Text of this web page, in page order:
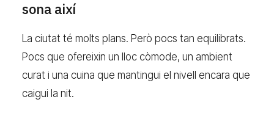
sona així
La ciutat té molts plans. Però pocs tan equilibrats.
Pocs que ofereixin un lloc còmode, un ambient
curat i una cuina que mantingui el nivell encara que
caigui la nit.